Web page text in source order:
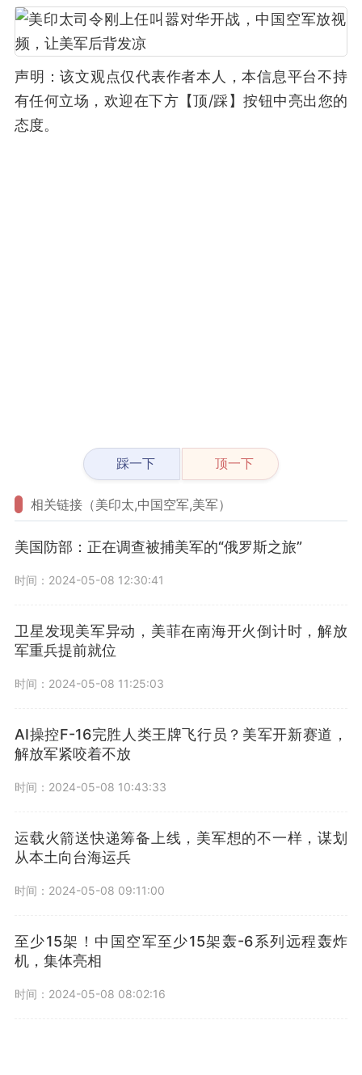
声明：该文观点仅代表作者本人，本信息平台不持
有任何立场，欢迎在下方【顶/踩】按钮中亮出您的
态度。
踩一下 顶一下
相关链接（美印太,中国空军,美军）
美国防部：正在调查被捕美军的“俄罗斯之旅”
时间：2024-05-08 12:30:41
卫星发现美军异动，美菲在南海开火倒计时，解放
军重兵提前就位
时间：2024-05-08 11:25:03
AI操控F-16完胜人类王牌飞行员？美军开新赛道，
解放军紧咬着不放
时间：2024-05-08 10:43:33
运载火箭送快递筹备上线，美军想的不一样，谋划
从本土向台海运兵
时间：2024-05-08 09:11:00
至少15架！中国空军至少15架轰-6系列远程轰炸
机，集体亮相
时间：2024-05-08 08:02:16